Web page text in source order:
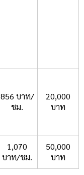
856 บาท/
ชม.
20,000
บาท
1,070
บาท/ชม.
50,000
บาท